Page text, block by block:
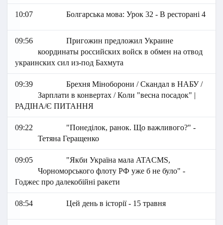
10:07 Болгарська мова: Урок 32 - В ресторані 4
09:56
Пригожин предложил Украине
координаты российских войск в обмен на отвод
украинских сил из-под Бахмута
09:39
Брехня Міноборони / Скандал в НАБУ /
Зарплати в конвертах / Коли "весна посадок" |
РАДІНА/Є ПИТАННЯ
09:22
"Понеділок, ранок. Що важливого?" -
Тетяна Геращенко
09:05
"Якби Україна мала ATACMS,
Чорноморського флоту РФ уже б не було" -
Годжес про далекобійні ракети
08:54 Цей день в історії - 15 травня